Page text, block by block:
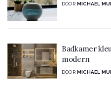
DOOR MICHAEL
Badkamer
modern
DOOR MICHAEL